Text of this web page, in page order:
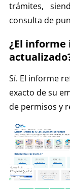
trámites,
consulta de
¿El informe
Sí. El informe
exacto de su
de permisos y